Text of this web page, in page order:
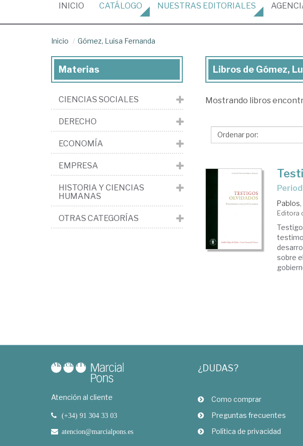
INICIO (CURRENT)
CATÁLOGO NUESTRAS EDITORIALES
Inicio Gómez, Luisa Fernanda
Libros
Gómez,
Fernanda
Libros de Gómez,
Mostrando libros
Editora
sobre
Materias
CIENCIAS SOCIALES
DERECHO
ECONOMÍA
EMPRESA
HISTORIA Y CIENCIAS
HUMANAS
OTRAS CATEGORÍAS
Atención al cliente
(+34) 91 304 33 03
atencion@marcialpons.es
¿DUDAS?
Como comprar
Preguntas frecuentes
Política de privacidad